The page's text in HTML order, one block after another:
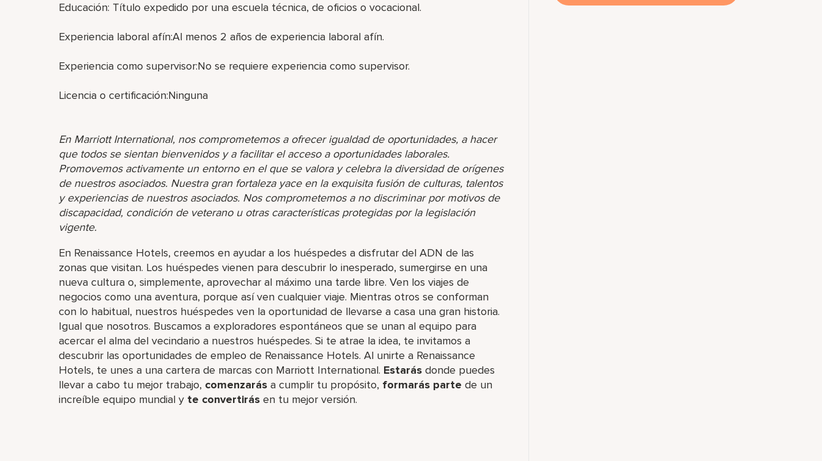
Educación: Título expedido por una escuela técnica, de oficios o vocacional.
Experiencia laboral afín:Al menos 2 años de experiencia laboral afín.
Experiencia como supervisor:No se requiere experiencia como supervisor.
Licencia o certificación:Ninguna
En Marriott International, nos comprometemos a ofrecer igualdad de oportunidades, a hacer
que todos se sientan bienvenidos y a facilitar el acceso a oportunidades laborales.
Promovemos activamente un entorno en el que se valora y celebra la diversidad de orígenes
de nuestros asociados. Nuestra gran fortaleza yace en la exquisita fusión de culturas, talentos
y experiencias de nuestros asociados. Nos comprometemos a no discriminar por motivos de
discapacidad, condición de veterano u otras características protegidas por la legislación
vigente.
En Renaissance Hotels, creemos en ayudar a los huéspedes a disfrutar del ADN de las
zonas que visitan. Los huéspedes vienen para descubrir lo inesperado, sumergirse en una
nueva cultura o, simplemente, aprovechar al máximo una tarde libre. Ven los viajes de
negocios como una aventura, porque así ven cualquier viaje. Mientras otros se conforman
con lo habitual, nuestros huéspedes ven la oportunidad de llevarse a casa una gran historia.
Igual que nosotros. Buscamos a exploradores espontáneos que se unan al equipo para
acercar el alma del vecindario a nuestros huéspedes. Si te atrae la idea, te invitamos a
descubrir las oportunidades de empleo de Renaissance Hotels. Al unirte a Renaissance
Hotels, te unes a una cartera de marcas con Marriott International. Estarás donde puedes
llevar a cabo tu mejor trabajo,​ comenzarás a cumplir tu propósito, formarás parte de un
increíble​ equipo mundial y te convertirás en tu mejor versión.